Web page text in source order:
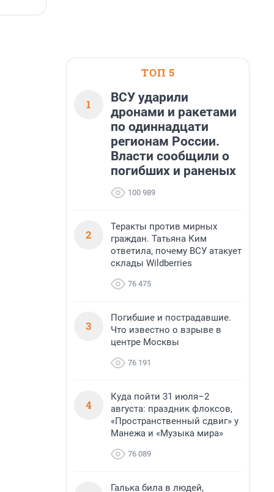
ТОП 5
1
ВСУ ударили
дронами и ракетами
по одиннадцати
регионам России.
Власти сообщили о
погибших и раненых
100 989
2
Теракты против мирных
граждан. Татьяна Ким
ответила, почему ВСУ атакует
склады Wildberries
76 475
3
Погибшие и пострадавшие.
Что известно о взрыве в
центре Москвы
76 191
4
Куда пойти 31 июля–2
августа: праздник флоксов,
«Пространственный сдвиг» у
Манежа и «Музыка мира»
76 089
Галька била в людей,